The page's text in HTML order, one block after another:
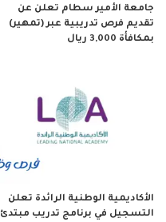
جامعة الأمير سطام تعلن عن
تقديم فرص تدريبية عبر (تمهير)
بمكافأة 3,000 ريال
الأكاديمية الوطنية الرائدة تعلن
التسجيل في برنامج تدريب مبتدئ